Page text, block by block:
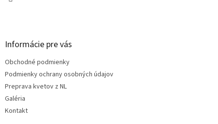
Informácie pre vás
Obchodné podmienky
Podmienky ochrany osobných údajov
Preprava kvetov z NL
Galéria
Kontakt